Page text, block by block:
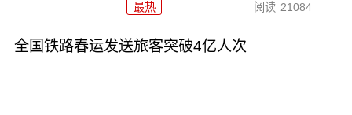
最热 阅读 21084
全国铁路春运发送旅客突破4亿人次